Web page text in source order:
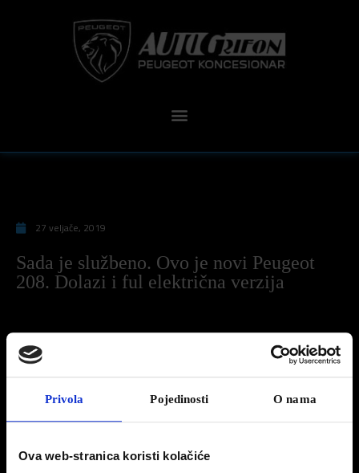
Privola Pojedinosti O nama
Ova web-stranica koristi kolačiće
27 veljače, 2019
Sada je službeno. Ovo je novi Peugeot
208. Dolazi i ful električna verzija
Sada je službeno. Ovo je novi
Peugeot 208. Dolazi i ful
električna verzija